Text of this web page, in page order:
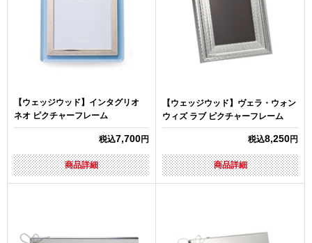
【ウェッジウッド】インタグリオ
ネオ ピクチャーフレーム
税込7,700円
商品詳細
【ウェッジウッド】ヴェラ・ウォン
ウィズ ラブ ピクチャーフレーム
税込8,250円
商品詳細